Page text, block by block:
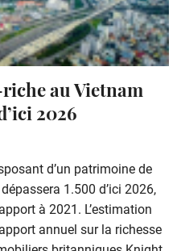
au Vietnam
2026
d’un patrimoine de
1.500 d’ici 2026,
à 2021. L’estimation
annuel sur la richesse